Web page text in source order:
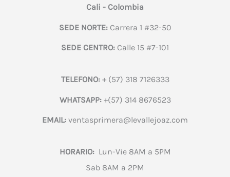
Cali - Colombia
SEDE NORTE:Carrera 1 #32-50
SEDE CENTRO: Calle 15 #7-101
TELEFONO:+ (57) 318 7126333
WHATSAPP:+(57) 314 8676523
EMAIL: ventasprimera@levallejoaz.com
HORARIO:Lun-Vie 8AM a 5PM
Sab 8AM a 2PM